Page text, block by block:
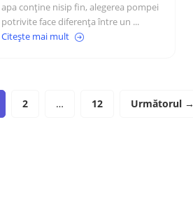
apa conține nisip fin, alegerea pompei
potrivite face diferența între un ...
Citește mai mult
2 … 12 Următorul →